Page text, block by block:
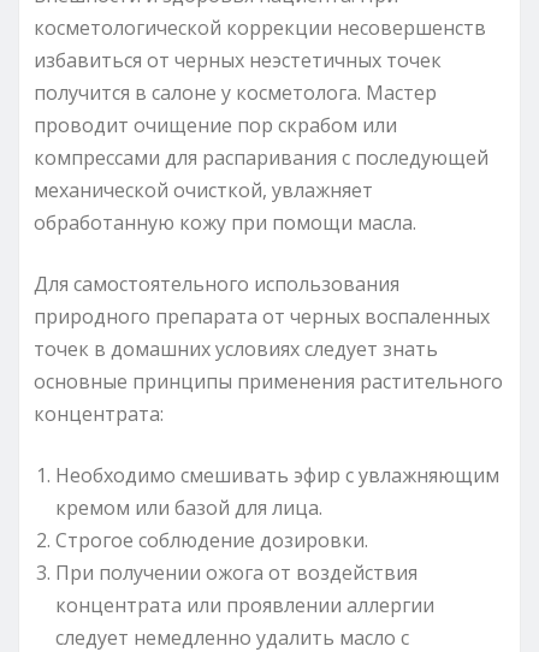
косметологической коррекции несовершенств
избавиться от черных неэстетичных точек
получится в салоне у косметолога. Мастер
проводит очищение пор скрабом или
компрессами для распаривания с последующей
механической очисткой, увлажняет
обработанную кожу при помощи масла.
Для самостоятельного использования
природного препарата от черных воспаленных
точек в домашних условиях следует знать
основные принципы применения растительного
концентрата:
Необходимо смешивать эфир с увлажняющим
кремом или базой для лица.
Строгое соблюдение дозировки.
При получении ожога от воздействия
концентрата или проявлении аллергии
следует немедленно удалить масло с